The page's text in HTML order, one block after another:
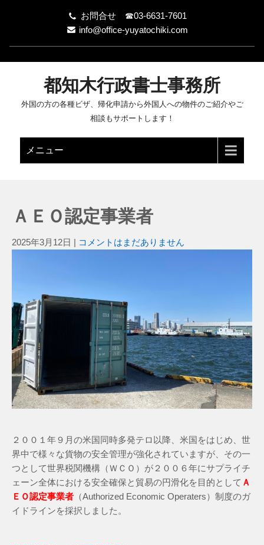
お問合せ ☎03-6631-7601
info@office-yuyatochiki.com
都知木行政書士事務所
外国の方の各種ビザ、帰化申請から外国人への物件のご紹介やご
相談もサポートします！
メニュー
ＡＥＯ認定事業者
2025年3月12日 | コメントはまだありません
２００１年９月の米国同時多発テロ以降、米国をはじめ、世
界中で様々な貨物の安全管理が強化されていますが、その一
つとして世界税関機構（ＷＣＯ）が２００６年にサプライチ
ェーン全体における安全確保と貿易の円滑化を目的として Ａ
ＥＯ認定事業者 （Authorized Economic Operaters）制度のガ
イドラインを採択しました。